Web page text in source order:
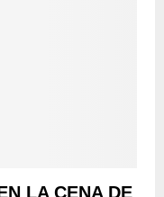
LA CENA DE